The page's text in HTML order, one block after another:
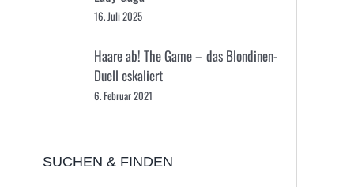
16. Juli 2025
Haare ab! The Game – das Blondinen-
Duell eskaliert
6. Februar 2021
SUCHEN & FINDEN